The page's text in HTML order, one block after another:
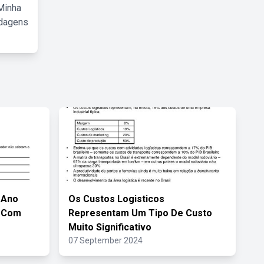
Os Custos Logisticos
Representam Um Tipo De Custo
Muito Significativo
07 September 2024